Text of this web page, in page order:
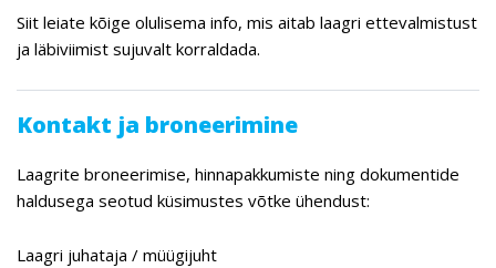
Siit leiate kõige olulisema info, mis aitab laagri ettevalmistust
ja läbiviimist sujuvalt korraldada.
Kontakt ja broneerimine
Laagrite broneerimise, hinnapakkumiste ning dokumentide
haldusega seotud küsimustes võtke ühendust:
Laagri juhataja / müügijuht